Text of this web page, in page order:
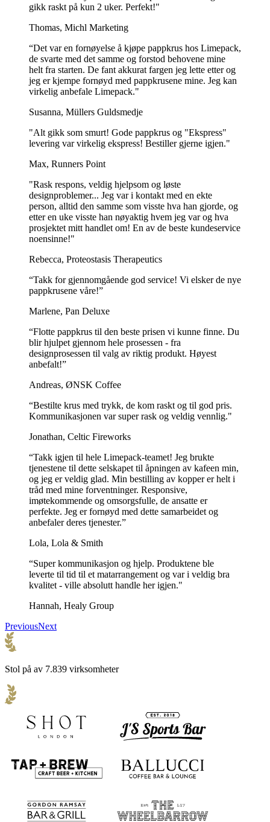
gikk raskt på kun 2 uker. Perfekt!"
Thomas, Michl Marketing
“Det var en fornøyelse å kjøpe pappkrus hos Limepack,
de svarte med det samme og forstod behovene mine
helt fra starten. De fant akkurat fargen jeg lette etter og
jeg er kjempe fornøyd med pappkrusene mine. Jeg kan
virkelig anbefale Limepack."
Susanna, Müllers Guldsmedje
"Alt gikk som smurt! Gode pappkrus og "Ekspress"
levering var virkelig ekspress! Bestiller gjerne igjen."
Max, Runners Point
"Rask respons, veldig hjelpsom og løste
designproblemer... Jeg var i kontakt med en ekte
person, alltid den samme som visste hva han gjorde, og
etter en uke visste han nøyaktig hvem jeg var og hva
prosjektet mitt handlet om! En av de beste kundeservice
noensinne!"
Rebecca, Proteostasis Therapeutics
“Takk for gjennomgående god service! Vi elsker de nye
pappkrusene våre!”
Marlene, Pan Deluxe
“Flotte pappkrus til den beste prisen vi kunne finne. Du
blir hjulpet gjennom hele prosessen - fra
designprosessen til valg av riktig produkt. Høyest
anbefalt!”
Andreas, ØNSK Coffee
“Bestilte krus med trykk, de kom raskt og til god pris.
Kommunikasjonen var super rask og veldig vennlig."
Jonathan, Celtic Fireworks
“Takk igjen til hele Limepack-teamet! Jeg brukte
tjenestene til dette selskapet til åpningen av kafeen min,
og jeg er veldig glad. Min bestilling av kopper er helt i
tråd med mine forventninger. Responsive,
imøtekommende og omsorgsfulle, de ansatte er
perfekte. Jeg er fornøyd med dette samarbeidet og
anbefaler deres tjenester.”
Lola, Lola & Smith
“Super kommunikasjon og hjelp. Produktene ble
leverte til tid til et matarrangement og var i veldig bra
kvalitet - ville absolutt handle her igjen."
Hannah, Healy Group
PreviousNext
Stol på av 7.839 virksomheter